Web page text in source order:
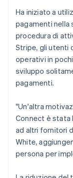
Ha iniziato a
pagamenti nella
procedura di
Stripe, gli utenti
operativi in
sviluppo
pagamenti.
"Un'altra
Connect è stata
ad altri fornitori
White,
persona per